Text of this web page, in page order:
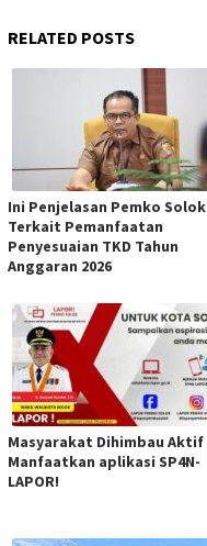
RELATED POSTS
Ini Penjelasan Pemko Solok
Terkait Pemanfaatan
Penyesuaian TKD Tahun
Anggaran 2026
Masyarakat Dihimbau Aktif
Manfaatkan aplikasi SP4N-
LAPOR!